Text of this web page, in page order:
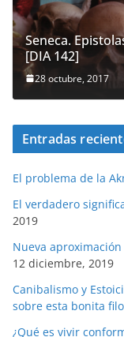
Seneca.
[DIA 142]
28 octubre, 2017
Entradas
El problema de la
El verdadero
2019
Nueva
12 diciembre, 2019
Canibalismo y
sobre esta bonita
¿Qué es vivir